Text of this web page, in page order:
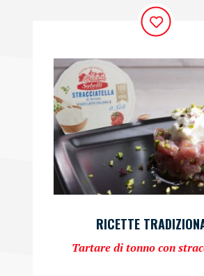
RICETTE
Tartare di tonno con